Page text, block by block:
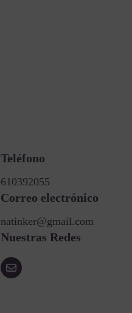
Teléfono
610392055
Correo electrónico
natinker@gmail.com
Nuestras Redes